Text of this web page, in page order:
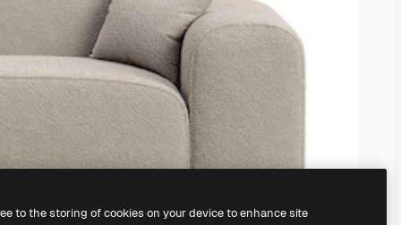
to the storing of cookies on your device to enhance site